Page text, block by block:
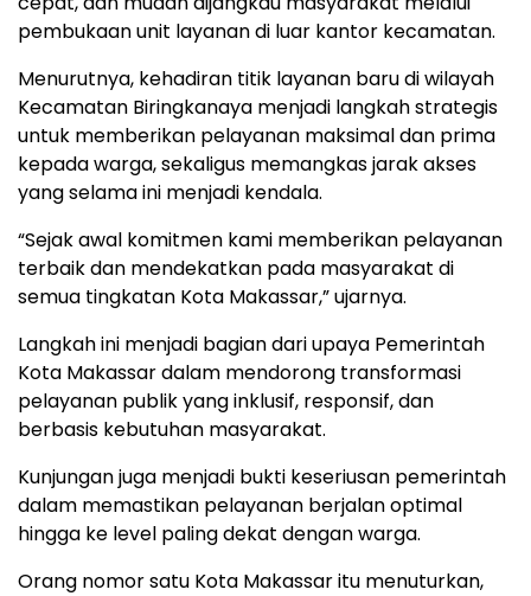
pembukaan unit layanan di luar kantor kecamatan.
Menurutnya, kehadiran titik layanan baru di wilayah
Kecamatan Biringkanaya menjadi langkah strategis
untuk memberikan pelayanan maksimal dan prima
kepada warga, sekaligus memangkas jarak akses
yang selama ini menjadi kendala.
“Sejak awal komitmen kami memberikan pelayanan
terbaik dan mendekatkan pada masyarakat di
semua tingkatan Kota Makassar,” ujarnya.
Langkah ini menjadi bagian dari upaya Pemerintah
Kota Makassar dalam mendorong transformasi
pelayanan publik yang inklusif, responsif, dan
berbasis kebutuhan masyarakat.
Kunjungan juga menjadi bukti keseriusan pemerintah
dalam memastikan pelayanan berjalan optimal
hingga ke level paling dekat dengan warga.
Orang nomor satu Kota Makassar itu menuturkan,